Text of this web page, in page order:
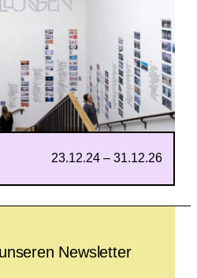
23.12.24 – 31.12.26
Newsletter